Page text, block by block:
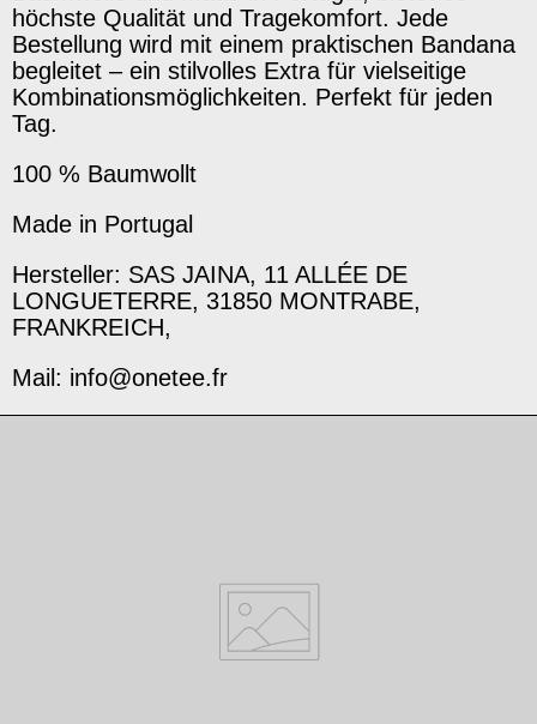
höchste Qualität und Tragekomfort. Jede
Bestellung wird mit einem praktischen Bandana
begleitet – ein stilvolles Extra für vielseitige
Kombinationsmöglichkeiten. Perfekt für jeden
Tag.
100 % Baumwollt
Made in Portugal
Hersteller: SAS JAINA, 11 ALLÉE DE
LONGUETERRE, 31850 MONTRABE,
FRANKREICH,
Mail: info@onetee.fr